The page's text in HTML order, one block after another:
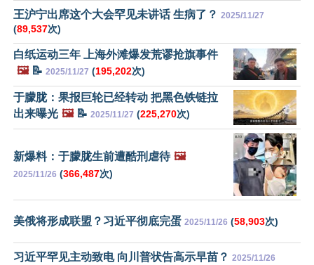
王沪宁出席这个大会罕见未讲话 生病了？ 2025/11/27
(89,537次)
白纸运动三年 上海外滩爆发荒谬抢旗事件
🖼️📝 2025/11/27 (195,202次)
于朦胧：果报巨轮已经转动 把黑色铁链拉
出来曝光 🖼️📝 2025/11/27 (225,270次)
新爆料：于朦胧生前遭酷刑虐待 🖼️
2025/11/26 (366,487次)
美俄将形成联盟？习近平彻底完蛋 2025/11/26 (58,903次)
习近平罕见主动致电 向川普状告高示早苗？ 2025/11/26